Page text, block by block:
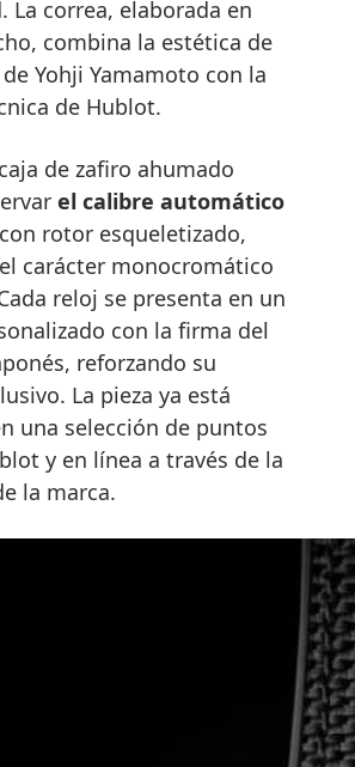
La correa, elaborada en
combina la estética de
Yohji Yamamoto con la
de Hublot.
de zafiro ahumado
el calibre automático
con rotor esqueletizado,
carácter monocromático
reloj se presenta en un
con la firma del
reforzando su
La pieza ya está
una selección de puntos
y en línea a través de la
la marca.